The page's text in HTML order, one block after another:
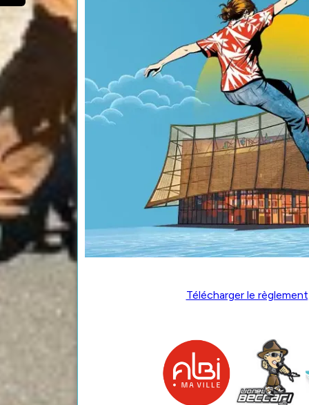
Télécharger le